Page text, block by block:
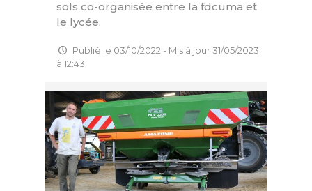
sols co-organisée entre la fdcuma et
le lycée.
Publié le 03/10/2022 - Mis à jour 31/05/2023
à 12:43